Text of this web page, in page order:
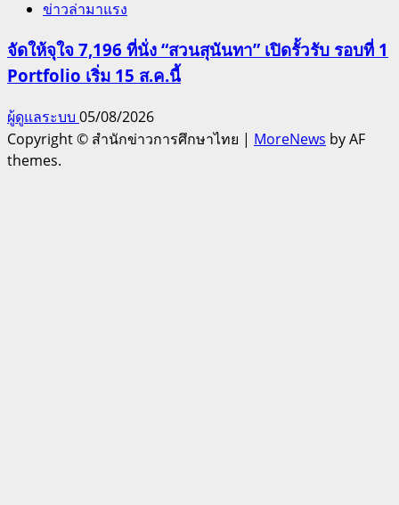
ข่าวล่ามาแรง
จัดให้จุใจ 7,196 ที่นั่ง “สวนสุนันทา” เปิดรั้วรับ รอบที่ 1
Portfolio เริ่ม 15 ส.ค.นี้
ผู้ดูแลระบบ 05/08/2026
Copyright © สำนักข่าวการศึกษาไทย | MoreNews by AF
themes.